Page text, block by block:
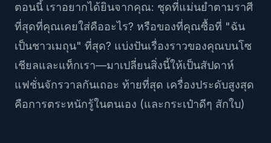
ตอนนี้ เราอยากได้ยินจากคุณ: ชุดที่แม่นยำตามราศี
ที่สุดที่คุณเคยใส่คืออะไร? หรือของที่คุณซื้อที่ "ฉัน
เป็นชาวเมถุน" ที่สุด? แบ่งปันเรื่องราวของคุณบนโซ
เชียลและแท็กเรา—มาเปลี่ยนสิ่งนี้ให้เป็นสัปดาห์
แฟชั่นจักรวาลกันเถอะ ท้ายที่สุด เครื่องประดับสูงสุด
คือการตระหนักรู้ในตนเอง (และกระเป๋าดีๆ สักใบ)